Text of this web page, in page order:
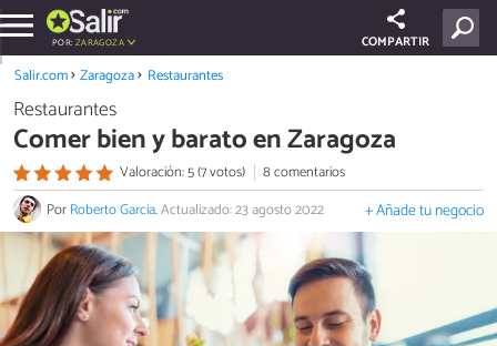
POR: ZARAGOZA COMPARTIR
Salir.com Zaragoza Restaurantes
Restaurantes
Comer bien y barato en Zaragoza
Valoración: 5 (7 votos)
8 comentarios
PorRoberto Garcia.Actualizado: 23 agosto 2022 + Añade tu negocio